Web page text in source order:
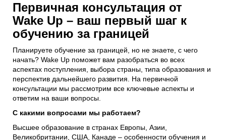
Первичная консультация от
Wake Up – ваш первый шаг к
обучению за границей
Планируете обучение за границей, но не знаете, с чего
начать? Wake Up поможет вам разобраться во всех
аспектах поступления, выбора страны, типа образования и
перспектив дальнейшего развития. На первичной
консультации мы рассмотрим все ключевые аспекты и
ответим на ваши вопросы.
С какими вопросами мы работаем?
Высшее образование в странах Европы, Азии,
Великобритании, США, Канаде – особенности обучения и